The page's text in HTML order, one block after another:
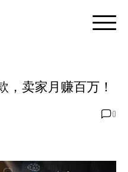
，卖家月赚百万！
0